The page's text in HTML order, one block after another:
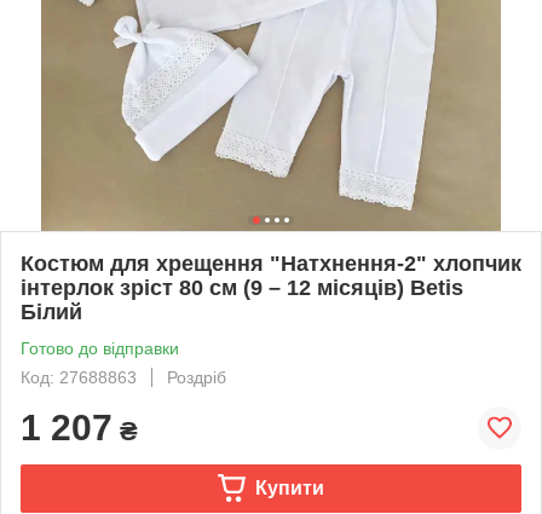
Костюм для хрещення "Натхнення-2" хлопчик
інтерлок зріст 80 см (9 – 12 місяців) Betis
Білий
Готово до відправки
Код: 27688863
Роздріб
1 207 ₴
Купити